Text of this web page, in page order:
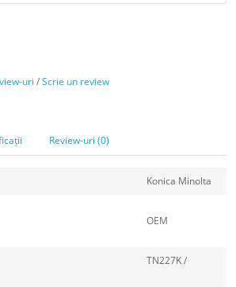
uri /Scrie un review
Review-uri (0)
Konica Minolta
OEM
TN227K /